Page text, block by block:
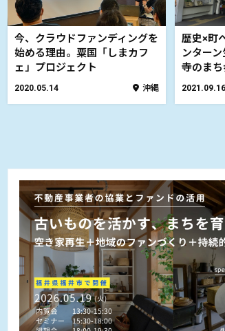
今、クラウドファンディングを
始める理由。粟国「しまカフ
ェ」プロジェクト
2020.05.14 沖縄
歴史×町
ンター
寺のま
2021.09.16